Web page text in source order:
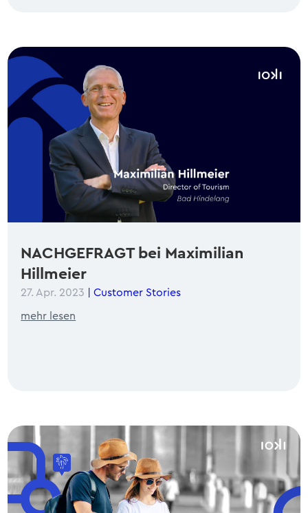
NACHGEFRAGT bei Maximilian
Hillmeier
27. Apr. 2023 |Customer Stories
mehr lesen